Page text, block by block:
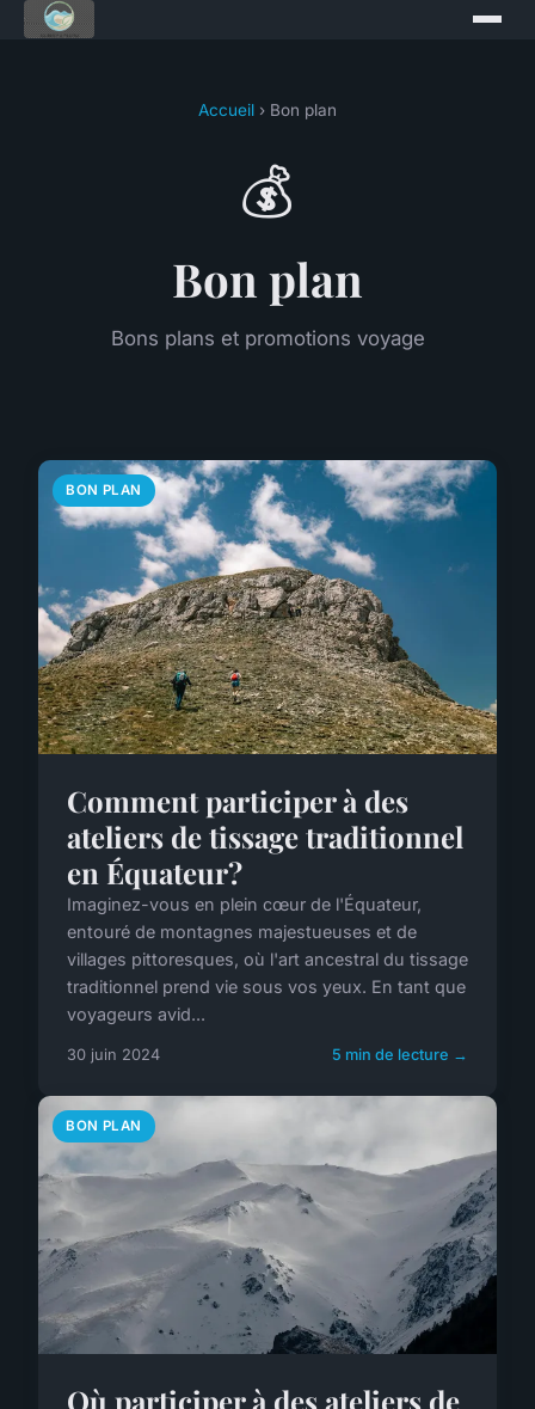
Accueil › Bon plan
💰
Bon plan
Bons plans et promotions voyage
BON PLAN
Comment participer à des
ateliers de tissage traditionnel
en Équateur?
Imaginez-vous en plein cœur de l'Équateur,
entouré de montagnes majestueuses et de
villages pittoresques, où l'art ancestral du tissage
traditionnel prend vie sous vos yeux. En tant que
voyageurs avid...
30 juin 2024 5 min de lecture →
BON PLAN
Où participer à des ateliers de